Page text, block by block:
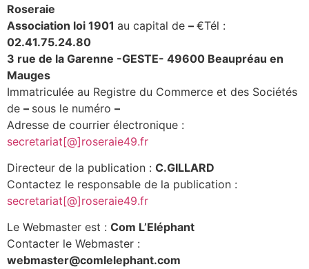
Roseraie
Association loi 1901 au capital de – €Tél :
02.41.75.24.80
3 rue de la Garenne -GESTE- 49600 Beaupréau en
Mauges
Immatriculée au Registre du Commerce et des Sociétés
de – sous le numéro –
Adresse de courrier électronique :
secretariat[@]roseraie49.fr
Directeur de la publication : C.GILLARD
Contactez le responsable de la publication :
secretariat[@]roseraie49.fr
Le Webmaster est : Com L’Eléphant
Contacter le Webmaster :
webmaster@comlelephant.com